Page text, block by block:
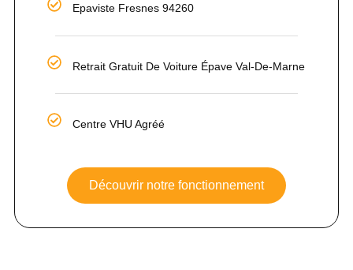
Epaviste Fresnes 94260
Retrait Gratuit De Voiture Épave Val-De-Marne
Centre VHU Agréé
Découvrir notre fonctionnement